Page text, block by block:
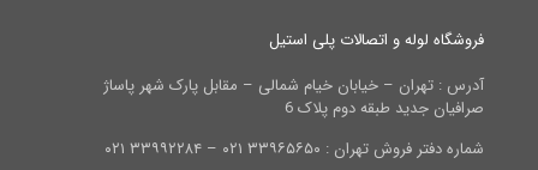
فروشگاه لوله و اتصالات پلی استیل
آدرس : تهران – خیابان خیام شمالی – مقابل پارک شهر پاساژ
صرافیان جدید طبقه دوم پلاک 6
شماره دفتر فروش تهران : ۳۳۹۶۵۶۵۰ ۰۲۱ – ۳۳۹۹۲۲۸۴ ۰۲۱